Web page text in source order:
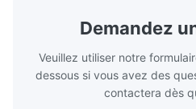
Demandez
Veuillez utiliser notre
dessous si vous avez des
contactera dès